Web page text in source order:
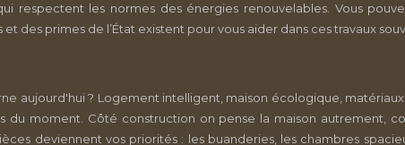
respectent les normes des énergies renouvelables. Vous
des primes de l’État existent pour vous aider dans ces travaux
aujourd'hui ? Logement intelligent, maison écologique,
du moment. Côté construction on pense la maison autrement,
deviennent vos priorités : les buanderies, les chambres